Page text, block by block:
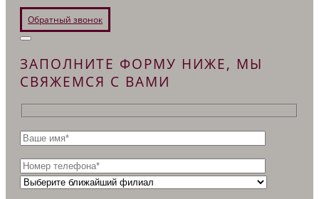
Обратный звонок
ЗАПОЛНИТЕ ФОРМУ НИЖЕ, МЫ
СВЯЖЕМСЯ С ВАМИ